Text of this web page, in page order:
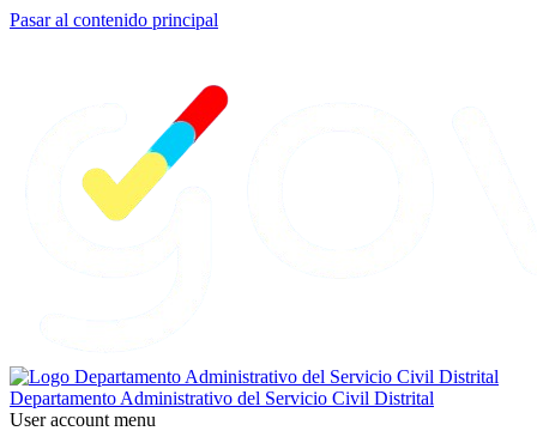
Pasar al contenido principal
Departamento Administrativo del Servicio Civil Distrital
User account menu